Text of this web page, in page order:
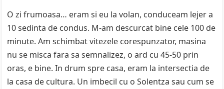
O zi frumoasa… eram si eu la volan, conduceam lejer a
10 sedinta de condus. M-am descurcat bine cele 100 de
minute. Am schimbat vitezele corespunzator, masina
nu se misca fara sa semnalizez, o ard cu 45-50 prin
oras, e bine. In drum spre casa, eram la intersectia de
la casa de cultura. Un imbecil cu o Solentza sau cum se